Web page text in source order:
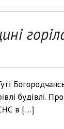
будівлі.
в […]